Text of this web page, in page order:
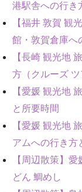
港駅舎への行き
【福井 敦賀 観
館・敦賀倉庫へ
【長崎 観光地
方（クルーズ
【愛媛 観光地
と所要時間
【愛媛 観光地
アムへの行き方
【周辺散策】
どん 鯛めし